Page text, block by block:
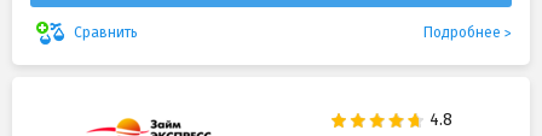
Сравнить Подробнее